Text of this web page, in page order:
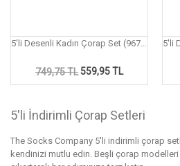
5'li Desenli Kadın Çorap Set (967P)
749,75 TL 559,95 TL
5'li İndirimli Çorap Setleri
The Socks Company 5'li indirimli çorap
kendinizi mutlu edin. Beşli çorap modelleri